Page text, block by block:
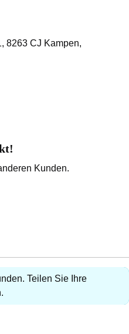
8263 CJ Kampen,
von 5 Sternen
Kunden.
Teilen Sie Ihre